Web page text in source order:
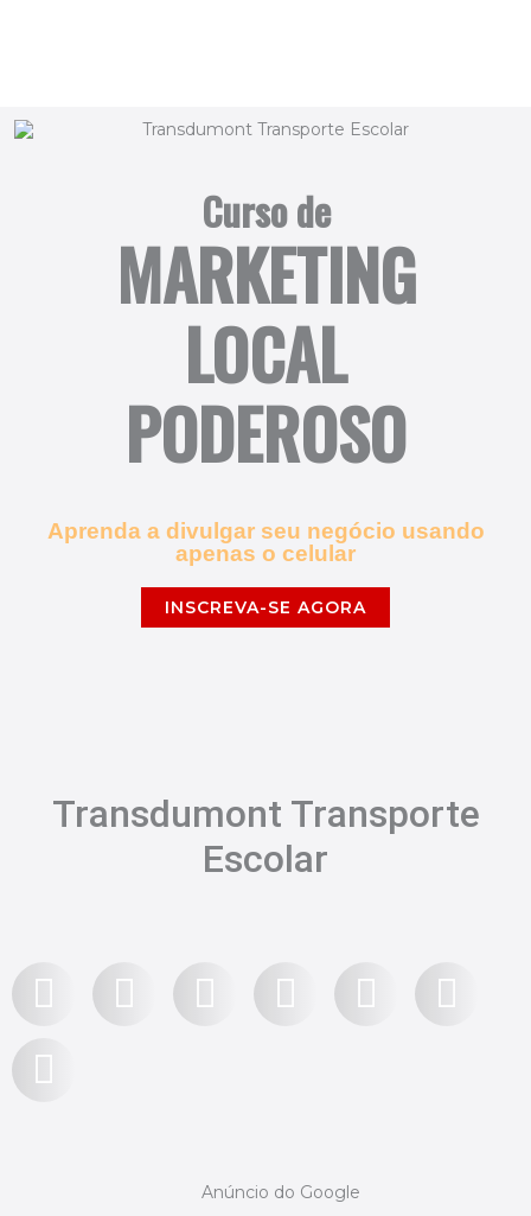
Curso de
MARKETING
LOCAL
PODEROSO
Aprenda a divulgar seu negócio usando
apenas o celular
INSCREVA-SE AGORA
Transdumont Transporte
Escolar
Anúncio do Google